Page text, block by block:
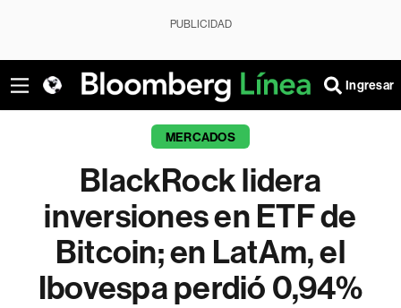
PUBLICIDAD
Ingresar
MERCADOS
BlackRock lidera
inversiones en ETF de
Bitcoin; en LatAm, el
Ibovespa perdió 0,94%